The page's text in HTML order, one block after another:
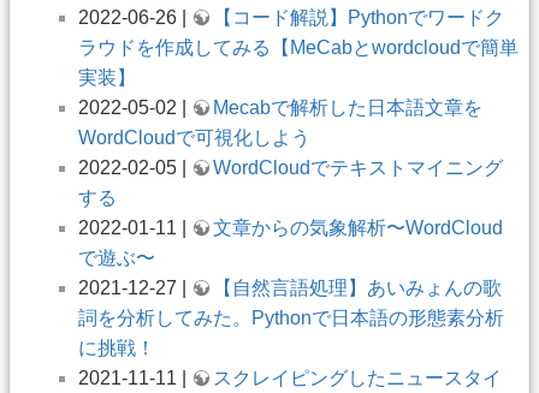
2022-06-26 |
【コード解説】Pythonでワードク
ラウドを作成してみる【MeCabとwordcloudで簡単
実装】
2022-05-02 |
Mecabで解析した日本語文章を
WordCloudで可視化しよう
2022-02-05 |
WordCloudでテキストマイニング
する
2022-01-11 |
文章からの気象解析〜WordCloud
で遊ぶ〜
2021-12-27 |
【自然言語処理】あいみょんの歌
詞を分析してみた。Pythonで日本語の形態素分析
に挑戦！
2021-11-11 |
スクレイピングしたニュースタイ